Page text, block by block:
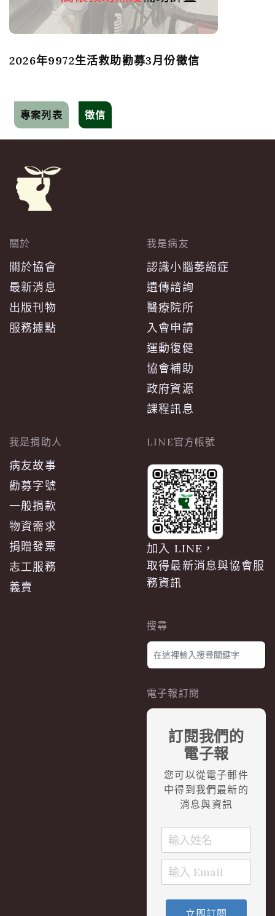
2026年9972生活救助勸募3月份徵信
專案列表 徵信
關於
關於協會
最新消息
出版刊物
服務據點
我是病友
認識小腦萎縮症
遺傳諮詢
醫療院所
入會申請
運動復健
協會補助
政府資源
課程訊息
我是捐助人
病友故事
勸募字號
一般捐款
物資需求
捐贈發票
志工服務
義賣
LINE官方帳號
加入 LINE，
取得最新消息與協會服
務資訊
搜尋
電子報訂閱
訂閱我們的
電子報
您可以從電子郵件
中得到我們最新的
消息與資訊